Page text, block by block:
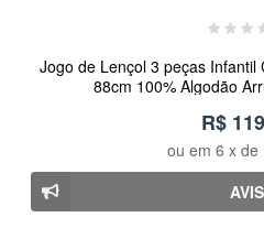
Jogo de Lençol 3 peças Infantil
88cm 100% Algodão
R$
ou em 6 x de